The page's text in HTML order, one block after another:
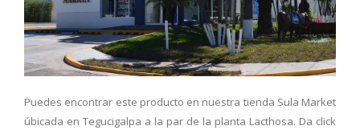
Puedes encontrar este producto en nuestra tienda Sula Market
úbicada en Tegucigalpa a la par de la planta Lacthosa. Da click